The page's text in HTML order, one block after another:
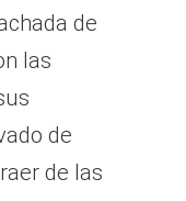
de
las
de
de las